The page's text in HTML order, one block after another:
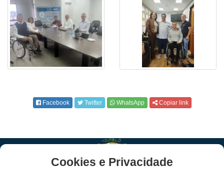
Facebook Twitter WhatsApp Copiar link
Cookies e Privacidade